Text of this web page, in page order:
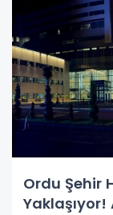
Ordu Şehir
Yaklaşıyor!